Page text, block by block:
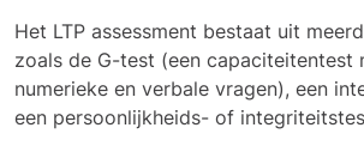
Het LTP assessment bestaat uit
zoals de G-test (een capaciteitentest
numerieke en verbale vragen), een
een persoonlijkheids- of